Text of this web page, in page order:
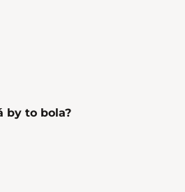
by to bola?